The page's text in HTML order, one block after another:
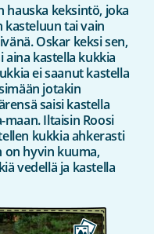
hauska keksintö, joka
tai vain
Oskar keksi sen,
aina kastella kukkia
ei saanut kastella
jotakin
saisi kastella
Iltaisin Roosi
kukkia ahkerasti
on hyvin kuuma,
vedellä ja kastella